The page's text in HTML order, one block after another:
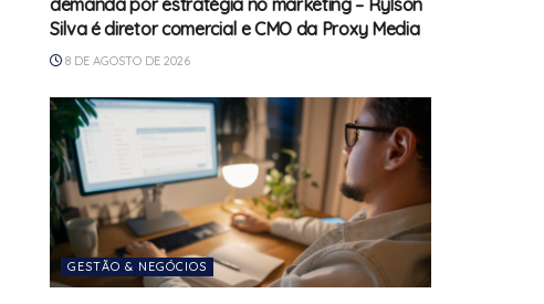
Silva é diretor comercial e CMO da Proxy Media
8 DE AGOSTO DE 2026
GESTÃO & NEGÓCIOS